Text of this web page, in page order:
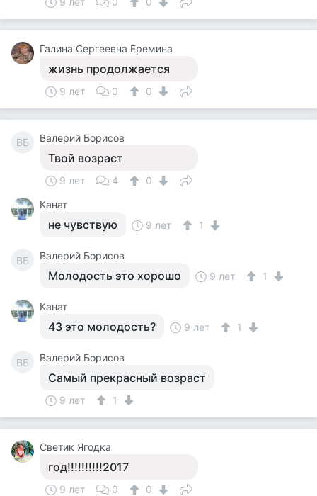
Галина Сергеевна Еремина
жизнь продолжается
9 лет 0 0
ВБ Валерий Борисов
Твой возраст
9 лет 4
0
Канат
не чувствую 9 лет 1
ВБ Валерий Борисов
Молодость это хорошо 9 лет 1
Канат
43 это молодость? 9 лет 1
ВБ Валерий Борисов
Самый прекрасный возраст
9 лет 1
Светик Ягодка
год!!!!!!!!!!2017
9 лет 0 0